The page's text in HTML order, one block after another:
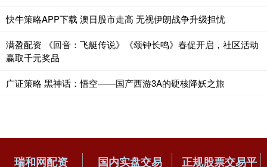
快牛策略APP下载 澳日股市走高 无视伊朗战争升级担忧
满盈配资 《回音：飞艇传说》《颂钟长鸣》春促开启，社区活动
赢取千元奖品
广证策略 黑神话：悟空——国产西游3A的硬核降妖之旅
瑞和网配资 国内实盘交易 正规股票交易平